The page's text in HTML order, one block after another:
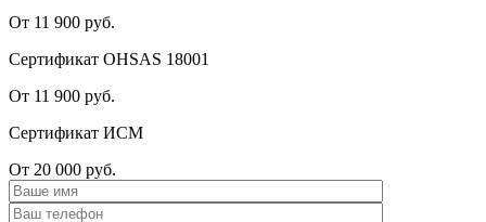
От 11 900 руб.
Сертификат OHSAS 18001
От 11 900 руб.
Сертификат ИСМ
От 20 000 руб.